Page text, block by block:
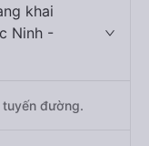
khai
Ninh -
tuyến đường.